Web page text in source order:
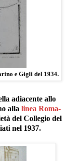
e Gigli del 1934.
adiacente allo
alla linea Roma-
del Collegio del
nel 1937.